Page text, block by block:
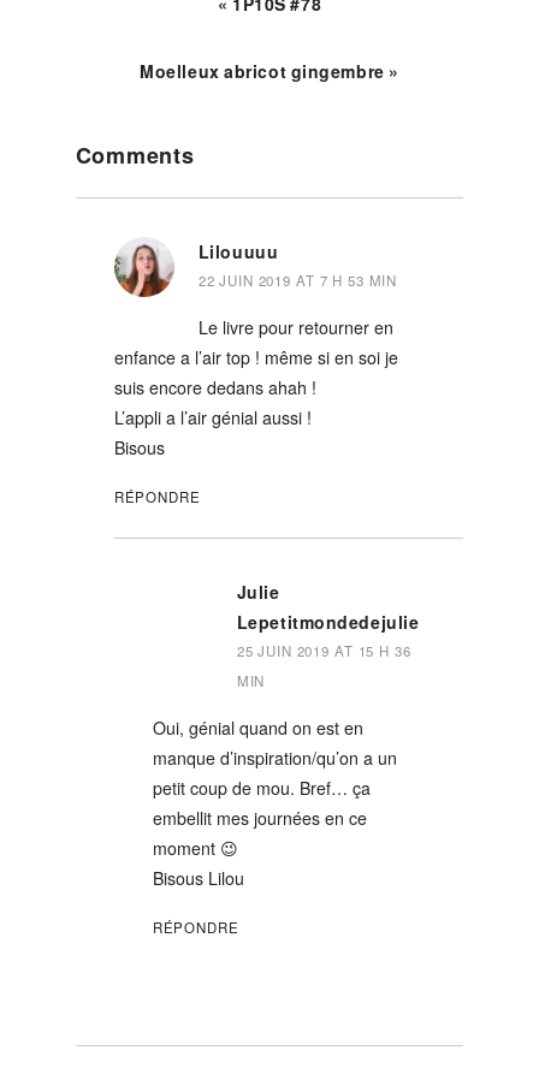
Moelleux abricot gingembre »
Interactions
Comments
Lilouuuu
22 JUIN 2019 AT 7 H 53 MIN
Le livre pour retourner en
enfance a l’air top ! même si en soi je
suis encore dedans ahah !
L’appli a l’air génial aussi !
Bisous
RÉPONDRE
Julie
Lepetitmondedejulie
25 JUIN 2019 AT 15 H 36
MIN
Oui, génial quand on est en
manque d’inspiration/qu’on a un
petit coup de mou. Bref… ça
embellit mes journées en ce
moment 😉
Bisous Lilou
RÉPONDRE